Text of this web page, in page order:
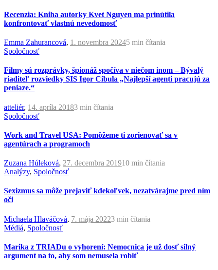
Recenzia: Kniha autorky Kvet Nguyen ma prinútila
konfrontovať vlastnú nevedomosť
Emma Zahurancová, 1. novembra 20245 min čítania
Spoločnosť
Filmy sú rozprávky, špionáž spočíva v niečom inom – Bývalý
riaditeľ rozviedky SIS Igor Cibula „Najlepší agenti pracujú za
peniaze.“
atteliér, 14. apríla 20183 min čítania
Spoločnosť
Work and Travel USA: Pomôžeme ti zorienovať sa v
agentúrach a programoch
Zuzana Húleková, 27. decembra 201910 min čítania
Analýzy, Spoločnosť
Sexizmus sa môže prejaviť kdekoľvek, nezatvárajme pred ním
oči
Michaela Hlaváčová, 7. mája 20223 min čítania
Médiá, Spoločnosť
Marika z TRIADu o vyhorení: Nemocnica je už dosť silný
argument na to, aby som nemusela robiť